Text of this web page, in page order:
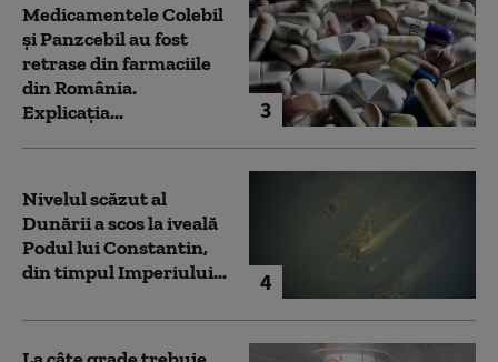
3
Medicamentele Colebil
și Panzcebil au fost
retrase din farmaciile
din România.
Explicația...
4
Nivelul scăzut al
Dunării a scos la iveală
Podul lui Constantin,
din timpul Imperiului...